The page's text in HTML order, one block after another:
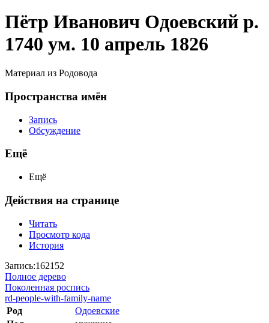
Пётр Иванович Одоевский р.
1740 ум. 10 апрель 1826
Материал из Родовода
Пространства имён
Запись
Обсуждение
Ещё
Ещё
Действия на странице
Читать
Просмотр кода
История
Запись:162152
Полное дерево
Поколенная роспись
rd-people-with-family-name
Род
Одоевские